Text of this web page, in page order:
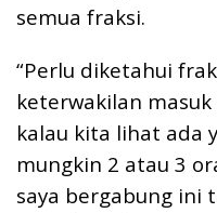
semua fraksi.
“Perlu diketahui
keterwakilan
kalau kita lihat ada
mungkin 2 atau 3
saya bergabung ini